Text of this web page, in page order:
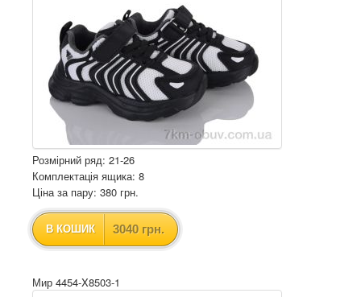
Розмірний ряд: 21-26
Комплектація ящика: 8
Ціна за пару: 380 грн.
В КОШИК 3040 грн.
Мир 4454-X8503-1